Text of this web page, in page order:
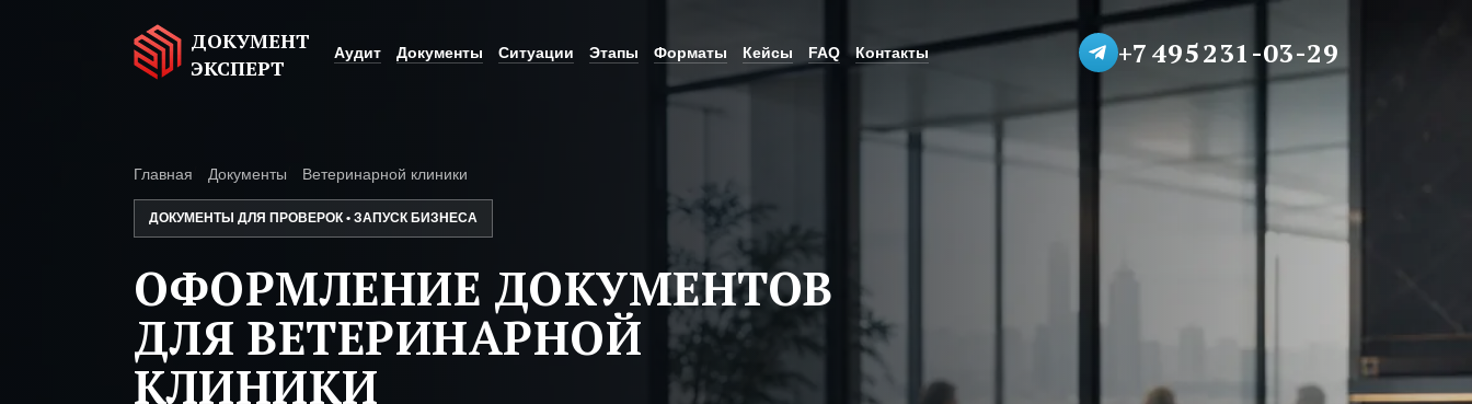
ДОКУМЕНТ
ЭКСПЕРТ
Аудит Документы Ситуации Этапы Форматы Кейсы FAQ Контакты +7 495 231-03-29
Главная Документы Ветеринарной клиники
ДОКУМЕНТЫ ДЛЯ ПРОВЕРОК • ЗАПУСК БИЗНЕСА
ОФОРМЛЕНИЕ ДОКУМЕНТОВ
ДЛЯ ВЕТЕРИНАРНОЙ
КЛИНИКИ